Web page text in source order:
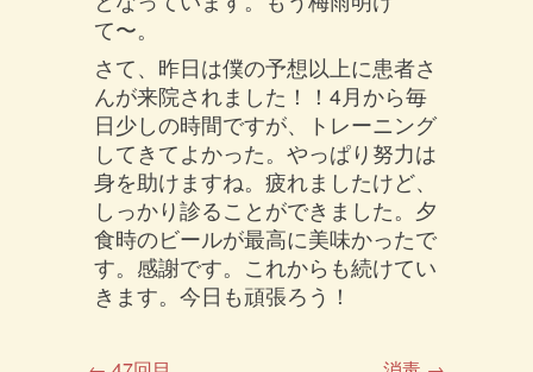
て〜。
さて、昨日は僕の予想以上に患者さ
んが来院されました！！4月から毎
日少しの時間ですが、トレーニング
してきてよかった。やっぱり努力は
身を助けますね。疲れましたけど、
しっかり診ることができました。夕
食時のビールが最高に美味かったで
す。感謝です。これからも続けてい
きます。今日も頑張ろう！